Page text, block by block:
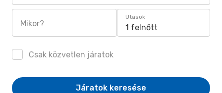
Mikor?
Utasok
1 felnőtt
Csak közvetlen járatok
Járatok keresése